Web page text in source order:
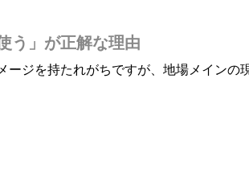
う」が正解な理由
ジを持たれがちですが、地場メイン